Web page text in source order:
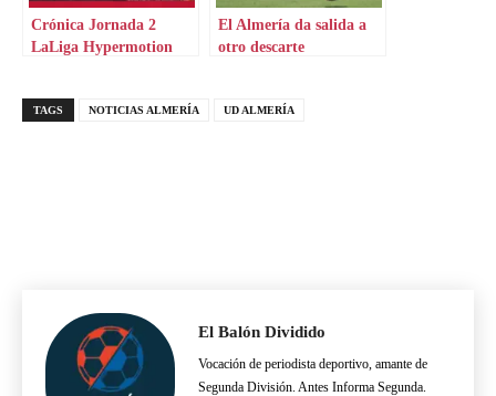
Crónica Jornada 2
LaLiga Hypermotion
El Almería da salida a
otro descarte
TAGS NOTICIAS ALMERÍA UD ALMERÍA
El Balón Dividido
Vocación de periodista deportivo, amante de
Segunda División. Antes Informa Segunda.